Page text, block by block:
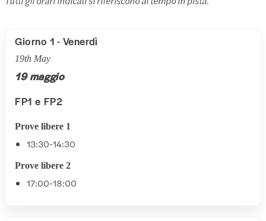
Giorno 1 - Venerdì
19th May
19 maggio
FP1 e FP2
Prove libere 1
13:30-14:30
Prove libere 2
17:00-18:00